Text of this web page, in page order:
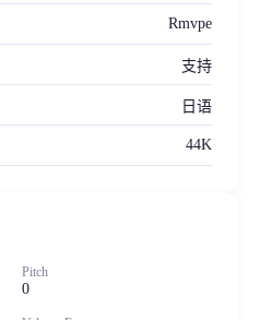
Rmvpe
支持
日语
44K
Pitch
0